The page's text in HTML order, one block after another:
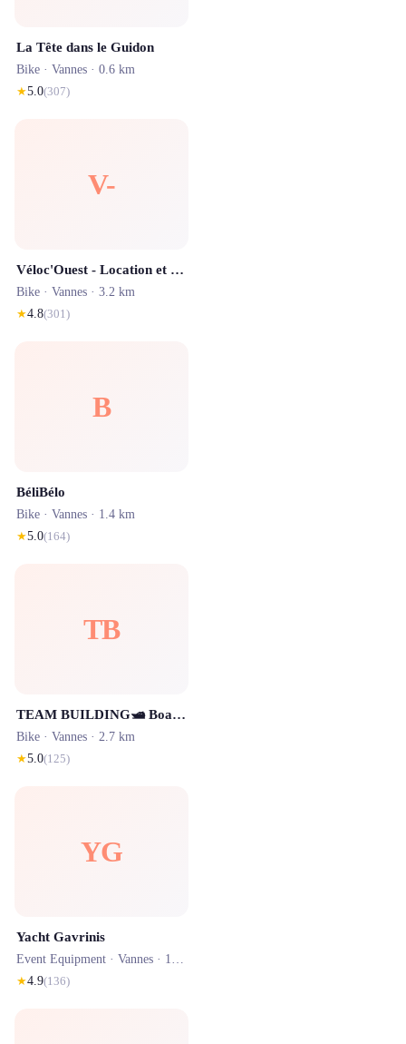
La Tête dans le Guidon
Bike · Vannes · 0.6 km
★5.0(307)
V-
Véloc'Ouest - Location et Livraison de vélo en itinérance
Bike · Vannes · 3.2 km
★4.8(301)
B
BéliBélo
Bike · Vannes · 1.4 km
★5.0(164)
TB
TEAM BUILDING🛥️ Boat en scène
Bike · Vannes · 2.7 km
★5.0(125)
YG
Yacht Gavrinis
Event Equipment · Vannes · 1.4 km
★4.9(136)